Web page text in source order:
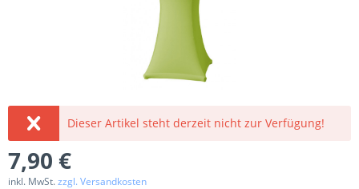
Dieser Artikel steht derzeit nicht zur Verfügung!
7,90 €
inkl. MwSt.zzgl. Versandkosten